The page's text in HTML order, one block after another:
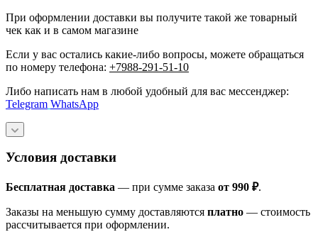
При оформлении доставки вы получите такой же товарный
чек как и в самом магазине
Если у вас остались какие-либо вопросы, можете обращаться
по номеру телефона: +7988-291-51-10
Либо написать нам в любой удобный для вас мессенджер:
Telegram WhatsApp
Условия доставки
Бесплатная доставка — при сумме заказа от 990 ₽.
Заказы на меньшую сумму доставляются платно — стоимость
рассчитывается при оформлении.